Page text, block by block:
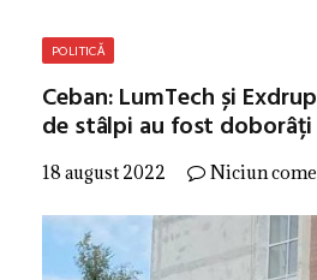
POLITICĂ
Ceban: LumTech și
de stâlpi au fost
18 august 2022 Niciun